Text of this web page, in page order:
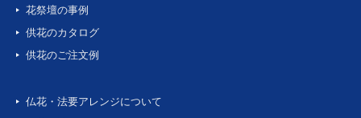
花祭壇の事例
供花のカタログ
供花のご注文例
仏花・法要アレンジについて